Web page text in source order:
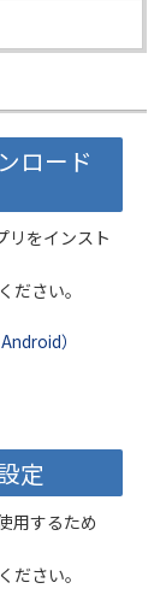
サイトの使い方
リをインスト
ださい。
）
定
用するため
ださい。